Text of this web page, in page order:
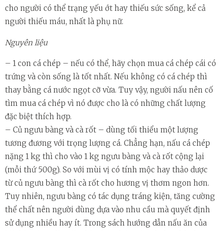
cho người có thể trạng yếu ớt hay thiếu sức sống, kể cả
người thiếu máu, nhất là phụ nữ.
Nguyên liệu
– 1 con cá chép – nếu có thể, hãy chọn mua cá chép cái có
trứng và còn sống là tốt nhất. Nếu không có cá chép thì
thay bằng cá nước ngọt cỡ vừa. Tuy vậy, người nấu nên cố
tìm mua cá chép vì nó được cho là có những chất lượng
đặc biệt thích hợp.
– Củ ngưu bàng và cà rốt – dùng tối thiểu một lượng
tương đương với trọng lượng cá. Chẳng hạn, nấu cá chép
nặng 1 kg thì cho vào 1 kg ngưu bàng và cà rốt cộng lại
(mỗi thứ 500g). So với mùi vị có tính mộc hay thảo dược
từ củ ngưu bàng thì cà rốt cho hương vị thơm ngon hơn.
Tuy nhiên, ngưu bàng có tác dụng tráng kiện, tăng cường
thể chất nên người dùng dựa vào nhu cầu mà quyết định
sử dụng nhiều hay ít. Trong sách hướng dẫn nấu ăn của